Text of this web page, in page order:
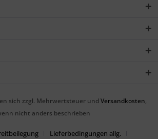
sich zzgl. Mehrwertsteuer und Versandkosten,
nicht anders beschrieben
Lieferbedingungen allg.